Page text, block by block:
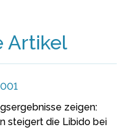
Artikel
zeigen:
steigert die Libido bei